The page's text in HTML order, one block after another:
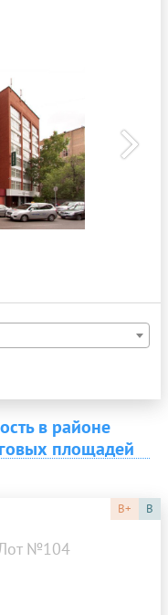
в районе
площадей
B+ B
№104